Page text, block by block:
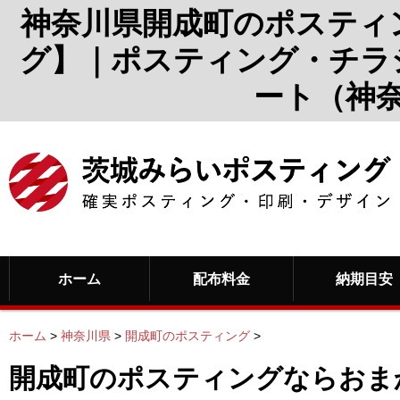
神奈川県開成町のポステ
グ】｜ポスティング・チ
ート（神
ホーム 配布料金 納期目安
ホーム > 神奈川県 > 開成町のポスティング >
開成町のポスティングならお